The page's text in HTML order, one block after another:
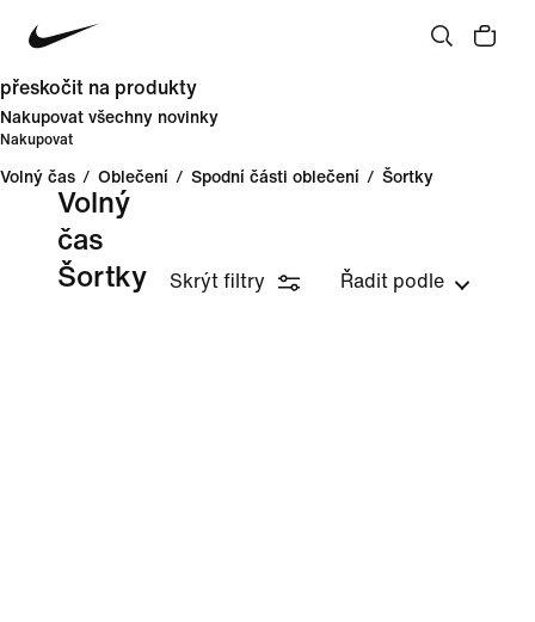
přeskočit na produkty
Nakupovat všechny novinky
Nakupovat
Volný čas / Oblečení / Spodní části oblečení / Šortky
Volný
čas
Šortky
Skrýt filtry Řadit podle